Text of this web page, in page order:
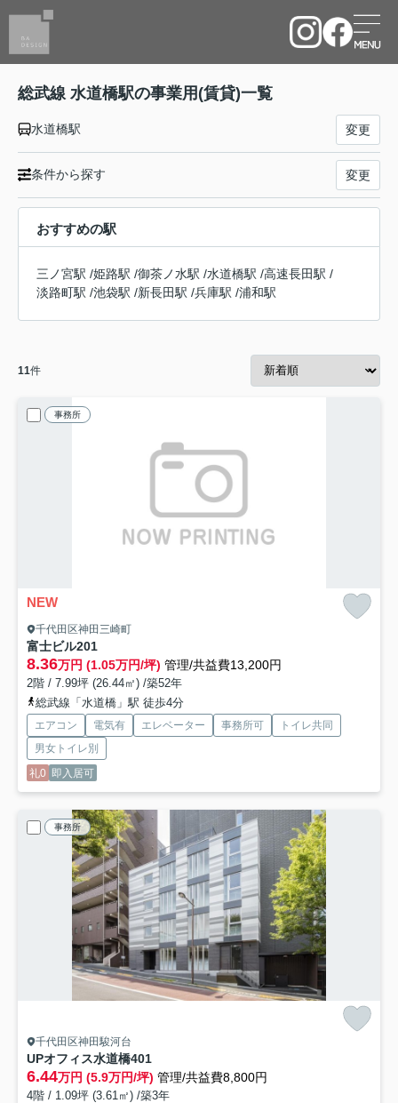
総武線 水道橋駅の事業用(賃貸)一覧
水道橋駅 変更
条件から探す 変更
おすすめの駅
三ノ宮駅 /姫路駅 /御茶ノ水駅 /水道橋駅 /高速長田駅 /
淡路町駅 /池袋駅 /新長田駅 /兵庫駅 /浦和駅
11件
事務所
NEW
千代田区神田三崎町
富士ビル201
8.36万円 (1.05万円/坪) 管理/共益費13,200円
2階 / 7.99坪 (26.44㎡) /築52年
総武線「水道橋」駅 徒歩4分
エアコン 電気有 エレベーター 事務所可
トイレ共同
男女トイレ別
礼0 即入居可
事務所
千代田区神田駿河台
UPオフィス水道橋401
6.44万円 (5.9万円/坪) 管理/共益費8,800円
4階 / 1.09坪 (3.61㎡) /築3年